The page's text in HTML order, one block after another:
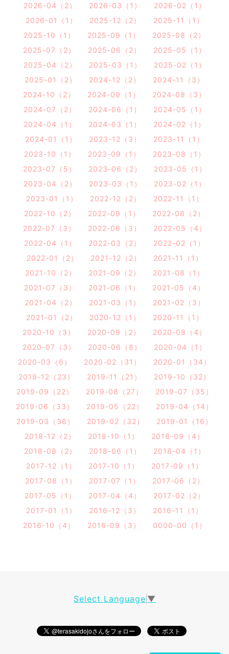
2026-04（2）
2026-03（1）
2026-02（1）
2026-01（1）
2025-12（2）
2025-11（1）
2025-10（1）
2025-09（1）
2025-08（2）
2025-07（2）
2025-06（2）
2025-05（1）
2025-04（2）
2025-03（1）
2025-02（1）
2025-01（2）
2024-12（2）
2024-11（3）
2024-10（2）
2024-09（1）
2024-08（3）
2024-07（2）
2024-06（1）
2024-05（1）
2024-04（1）
2024-03（1）
2024-02（1）
2024-01（1）
2023-12（3）
2023-11（1）
2023-10（1）
2023-09（1）
2023-08（1）
2023-07（5）
2023-06（2）
2023-05（1）
2023-04（2）
2023-03（1）
2023-02（1）
2023-01（1）
2022-12（2）
2022-11（1）
2022-10（2）
2022-09（1）
2022-08（2）
2022-07（3）
2022-06（3）
2022-05（4）
2022-04（1）
2022-03（2）
2022-02（1）
2022-01（2）
2021-12（2）
2021-11（1）
2021-10（2）
2021-09（2）
2021-08（1）
2021-07（3）
2021-06（1）
2021-05（4）
2021-04（2）
2021-03（1）
2021-02（3）
2021-01（2）
2020-12（1）
2020-11（1）
2020-10（3）
2020-09（2）
2020-08（4）
2020-07（3）
2020-06（8）
2020-04（1）
2020-03（6）
2020-02（31）
2020-01（34）
2019-12（23）
2019-11（21）
2019-10（32）
2019-09（22）
2019-08（27）
2019-07（35）
2019-06（33）
2019-05（22）
2019-04（14）
2019-03（36）
2019-02（32）
2019-01（16）
2018-12（2）
2018-10（1）
2018-09（4）
2018-08（2）
2018-06（1）
2018-04（1）
2017-12（1）
2017-10（1）
2017-09（1）
2017-08（1）
2017-07（1）
2017-06（2）
2017-05（1）
2017-04（4）
2017-02（2）
2017-01（1）
2016-12（3）
2016-11（1）
2016-10（4）
2016-09（3） 0000-00（1）
Select Language ▼